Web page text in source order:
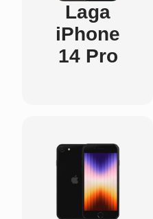
Laga
iPhone
14 Pro